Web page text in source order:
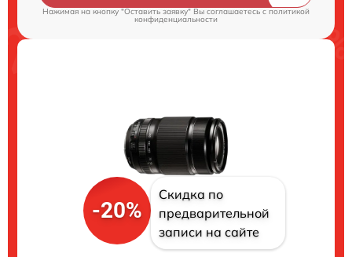
Нажимая на кнопку "Оставить заявку" Вы соглашаетесь c политикой
конфиденциальности
-20%
Скидка по
предварительной
записи на сайте